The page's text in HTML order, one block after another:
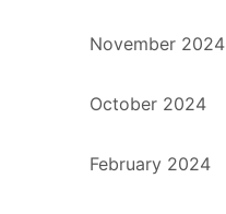
November 2024
October 2024
February 2024